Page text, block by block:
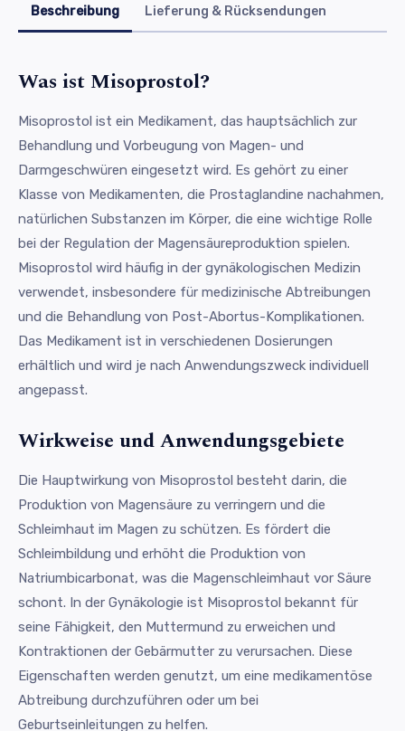
Beschreibung Lieferung & Rücksendungen
Was ist Misoprostol?
Misoprostol ist ein Medikament, das hauptsächlich zur
Behandlung und Vorbeugung von Magen- und
Darmgeschwüren eingesetzt wird. Es gehört zu einer
Klasse von Medikamenten, die Prostaglandine nachahmen,
natürlichen Substanzen im Körper, die eine wichtige Rolle
bei der Regulation der Magensäureproduktion spielen.
Misoprostol wird häufig in der gynäkologischen Medizin
verwendet, insbesondere für medizinische Abtreibungen
und die Behandlung von Post-Abortus-Komplikationen.
Das Medikament ist in verschiedenen Dosierungen
erhältlich und wird je nach Anwendungszweck individuell
angepasst.
Wirkweise und Anwendungsgebiete
Die Hauptwirkung von Misoprostol besteht darin, die
Produktion von Magensäure zu verringern und die
Schleimhaut im Magen zu schützen. Es fördert die
Schleimbildung und erhöht die Produktion von
Natriumbicarbonat, was die Magenschleimhaut vor Säure
schont. In der Gynäkologie ist Misoprostol bekannt für
seine Fähigkeit, den Muttermund zu erweichen und
Kontraktionen der Gebärmutter zu verursachen. Diese
Eigenschaften werden genutzt, um eine medikamentöse
Abtreibung durchzuführen oder um bei
Geburtseinleitungen zu helfen.